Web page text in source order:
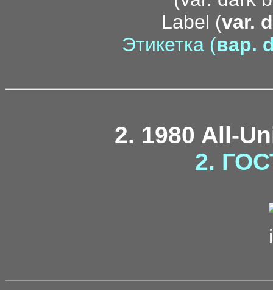
Label (var.
Этикетка (вар.
2. 1980 All-
2.